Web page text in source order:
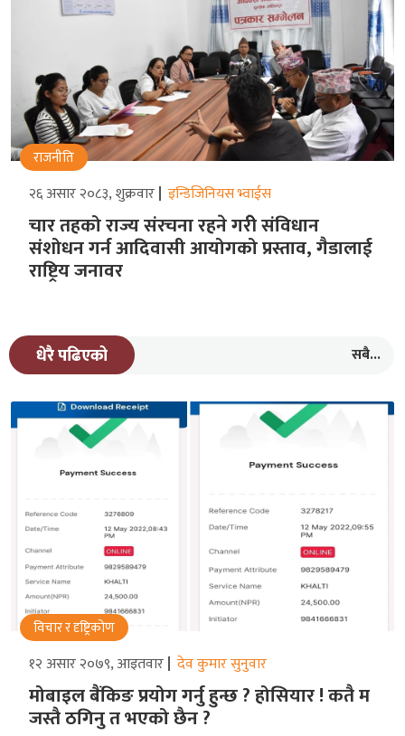
राजनीति
२६ असार २०८३, शुक्रवार इन्डिजिनियस भ्वाईस
चार तहको राज्य संरचना रहने गरीे संविधान
संशोधन गर्न आदिवासी आयोगको प्रस्ताव, गैडालाई
राष्ट्रिय जनावर
धेरै पढिएको सबै...
विचार र दृष्ट्रिकोण
१२ असार २०७९, आइतवार देव कुमार सुनुवार
मोबाइल बैंकिङ प्रयोग गर्नु हुन्छ ? होसियार ! कतै म
जस्तै ठगिनु त भएको छैन ?